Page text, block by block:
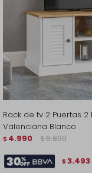
Rack de tv 2 Puertas 2
Valenciana Blanco
$ 4.990 $ 6.890
$ 3.493